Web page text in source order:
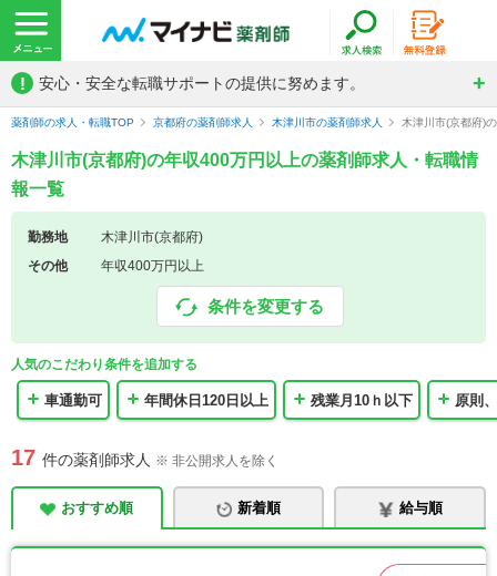
! 安心・安全な転職サポートの提供に努めます。
薬剤師の求人・転職TOP 京都府の薬剤師求人 木津川市の薬剤師求人 木津川市(京都府)
木津川市(京都府)の年収400万円以上の薬剤師求人・転職情
報一覧
勤務地
木津川市(京都府)
その他
年収400万円以上
条件を変更する
人気のこだわり条件を追加する
車通勤可 年間休日120日以上 残業月10ｈ以下 原則
17 件の薬剤師求人 ※ 非公開求人を除く
おすすめ順 新着順 給与順